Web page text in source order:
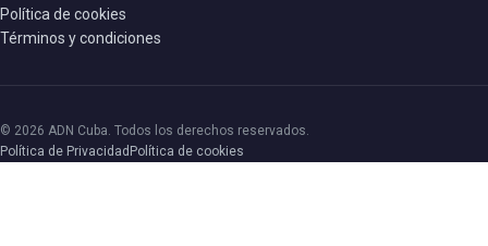
Política de cookies
Términos y condiciones
© 2026 ADN Cuba. Todos los derechos reservados.
Política de Privacidad Política de cookies